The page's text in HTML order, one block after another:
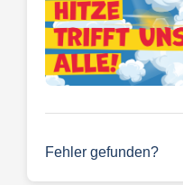
Fehler gefunden?